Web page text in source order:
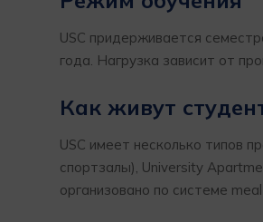
USC придерживается
года. Нагрузка зависит от
Как живут
USC имеет несколько типов
спортзалы), University
организовано по системе